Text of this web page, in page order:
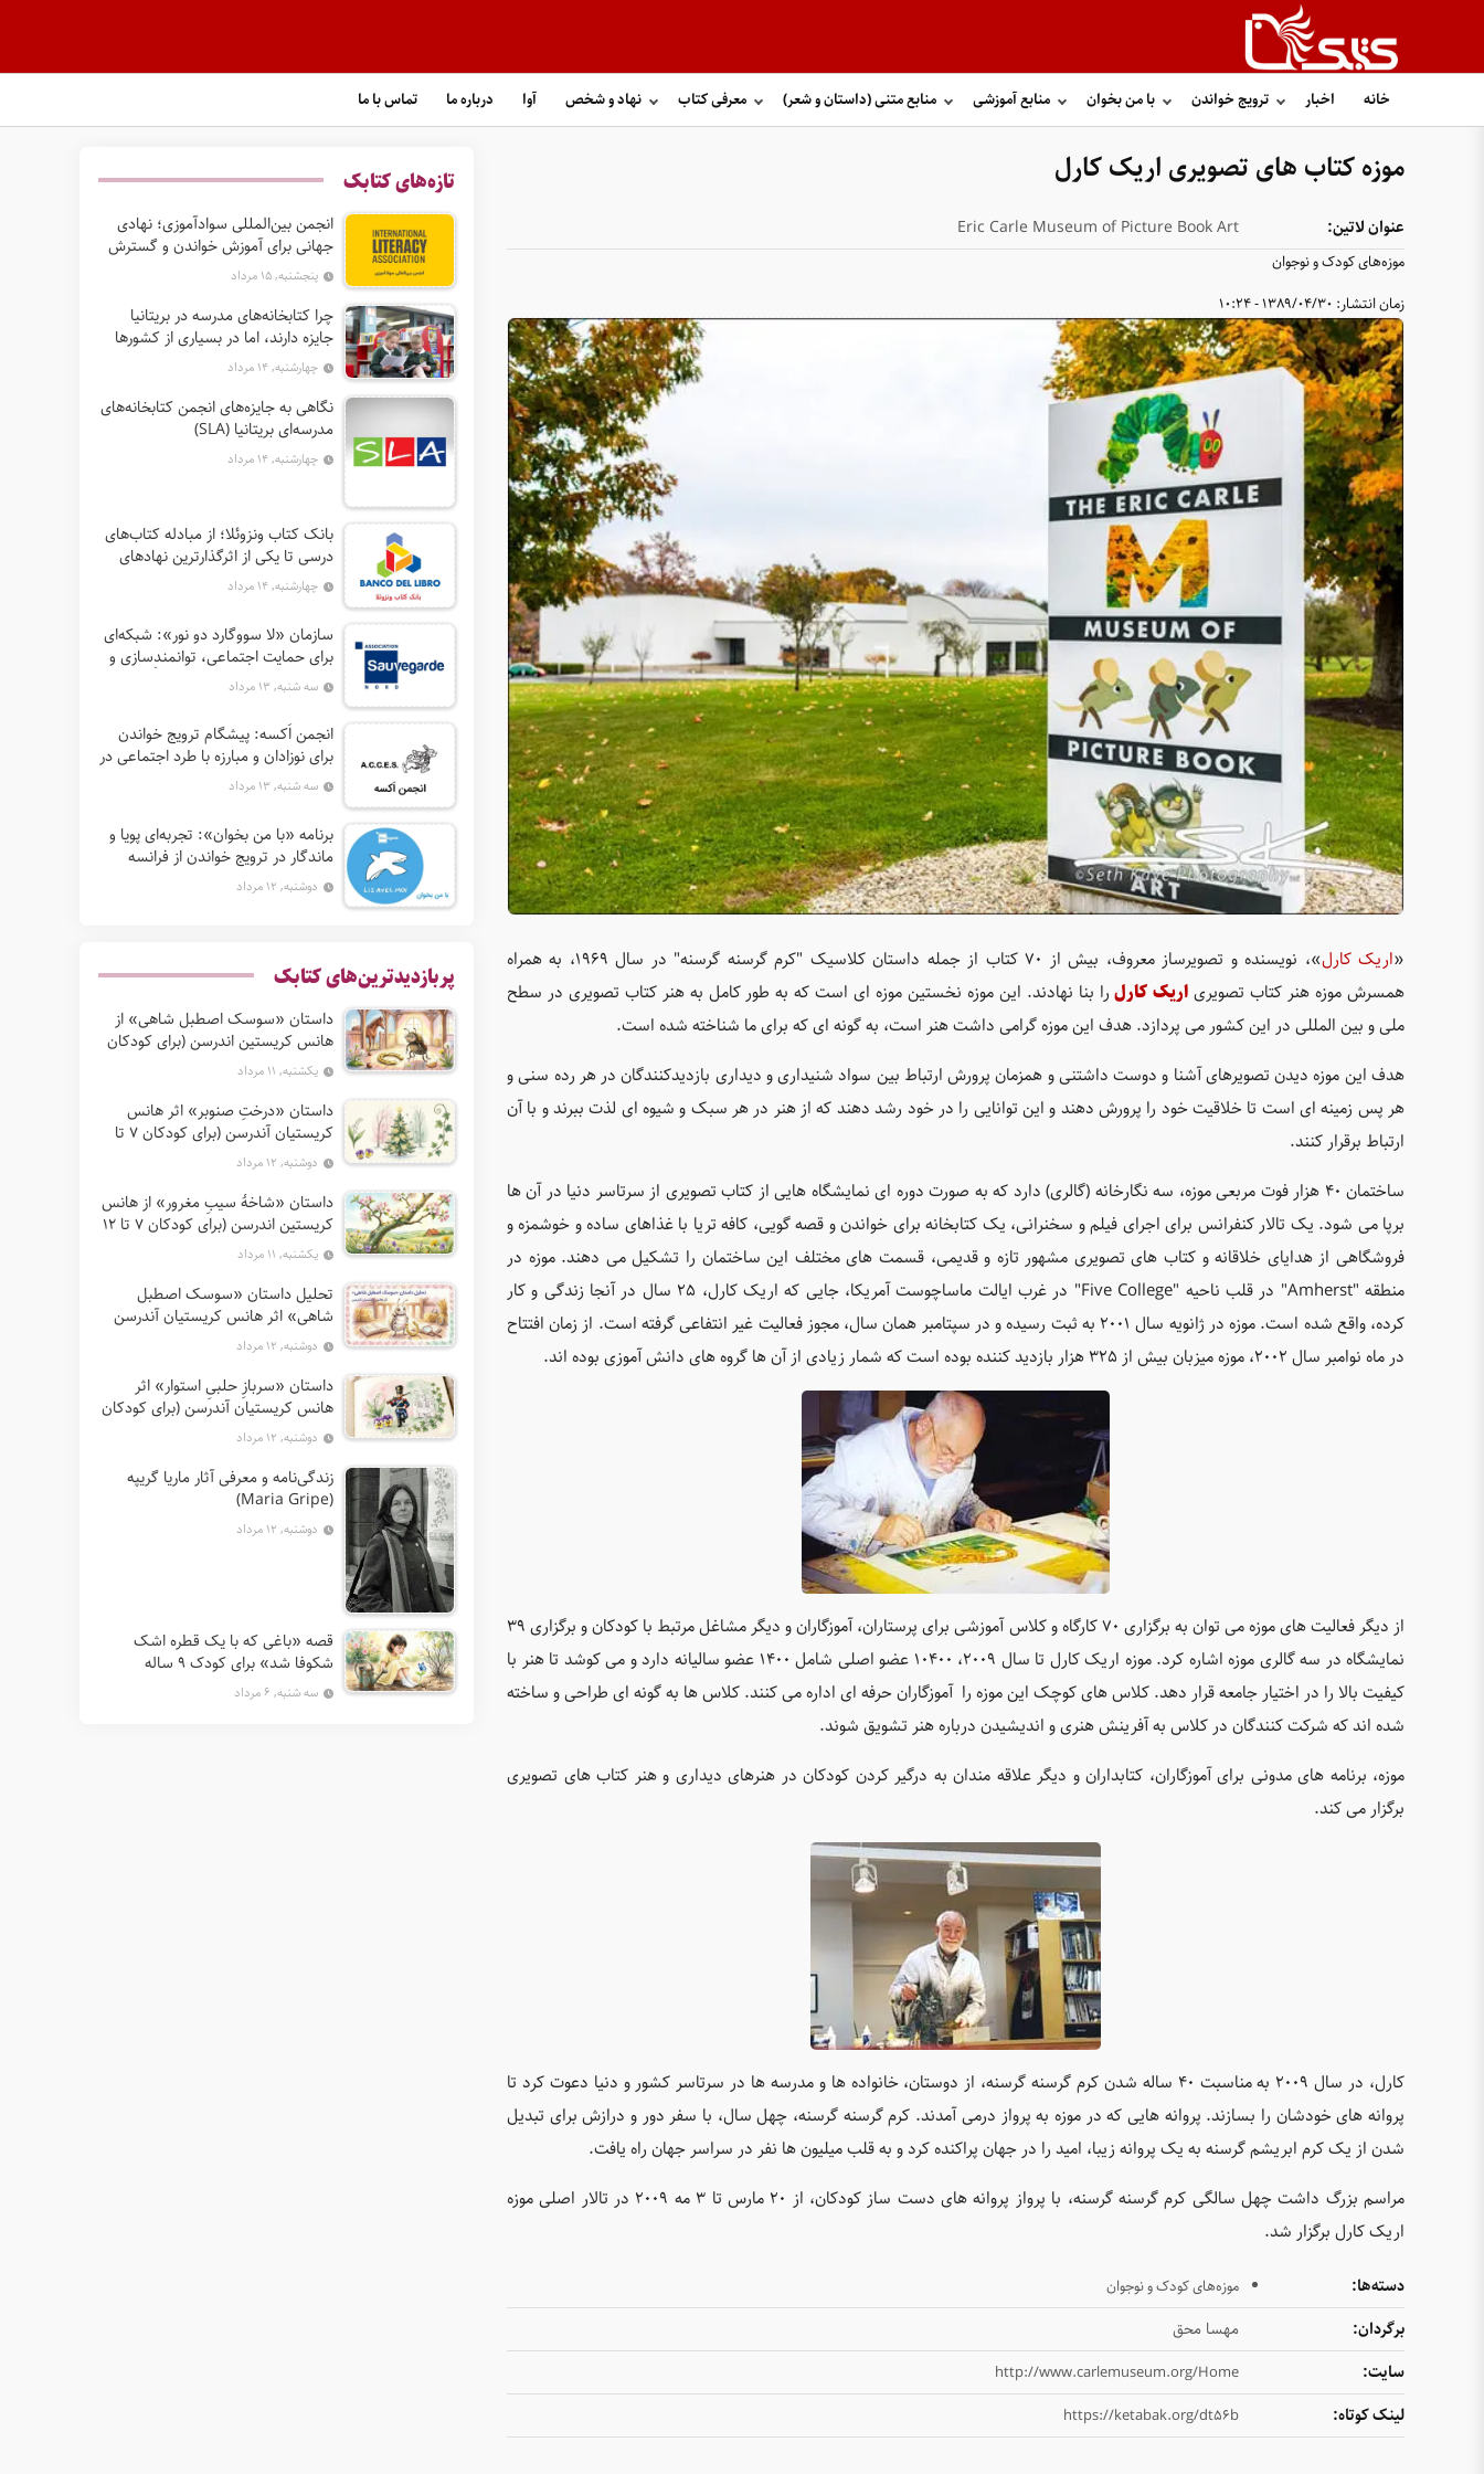
خانه اخبار ترویج خواندن با من بخوان منابع آموزشی منابع متنی (داستان و شعر) معرفی کتاب نهاد و شخص آوا درباره ما تماس با ما
موزه کتاب های تصویری اریک کارل
عنوان لاتین: Eric Carle Museum of Picture Book Art
موزه‌های کودک و نوجوان
زمان انتشار: 1389/04/30 - 10:24
«اريک کارل
»، نويسنده و تصویرساز معروف، بيش از ۷۰ کتاب از جمله داستان کلاسيک "کرم گرسنه گرسنه" در سال ۱۹۶۹، به همراه
همسرش موزه هنر کتاب تصویریاريک کارلرا بنا نهادند. اين موزه نخستین موزه ای است که به طور کامل به هنر کتاب تصویری در سطح
ملی و بين المللی در اين کشور می پردازد. هدف این موزه گرامی داشت هنر است، به گونه ای که برای ما شناخته شده است.
هدف این موزه ديدن تصویرهای آشنا و دوست داشتنی و همزمان پرورش ارتباط بين سواد شنيداری و ديداری بازديدکنندگان در هر رده سنی و
هر پس زمينه ای است تا خلاقيت خود را پرورش دهند و این توانایی را در خود رشد دهند که از هنر در هر سبک و شیوه ای لذت ببرند و با آن
ارتباط برقرار کنند.
ساختمان ۴۰ هزار فوت مربعی موزه، سه نگارخانه (گالری) دارد که به صورت دوره ای نمايشگاه هايی از کتاب تصویری از سرتاسر دنيا در آن ها
برپا می شود. يک تالار کنفرانس برای اجرای فيلم و سخنرانی، يک کتابخانه برای خواندن و قصه گويی، کافه تريا با غذاهای ساده و خوشمزه و
فروشگاهی از هدايای خلاقانه و کتاب های تصویری مشهور تازه و قدیمی، قسمت های مختلف اين ساختمان را تشکيل می دهند. موزه در
منطقه "Amherst" در قلب ناحيه "Five College" در غرب ایالت ماساچوست آمریکا، جايی که اريک کارل، ۲۵ سال در آنجا زندگی و کار
کرده، واقع شده است. موزه در ژانويه سال ۲۰۰۱ به ثبت رسيده و در سپتامبر همان سال، مجوز فعاليت غير انتفاعی گرفته است. از زمان افتتاح
در ماه نوامبر سال ۲۰۰۲، موزه ميزبان بيش از ۳۲۵ هزار بازديد کننده بوده است که شمار زیادی از آن ها گروه های دانش آموزی بوده اند.
از ديگر فعاليت های موزه می توان به برگزاری ۷۰ کارگاه و کلاس آموزشی برای پرستاران، آموزگاران و ديگر مشاغل مرتبط با کودکان و برگزاری ۳۹
نمايشگاه در سه گالری موزه اشاره کرد. موزه اریک کارل تا سال ۲۰۰۹، ۱۰۴۰۰ عضو اصلی شامل ۱۴۰۰ عضو ساليانه دارد و می کوشد تا هنر با
کیفیت بالا را در اختیار جامعه قرار دهد. کلاس های کوچک این موزه را آموزگاران حرفه ای اداره می کنند. کلاس ها به گونه ای طراحی و ساخته
شده اند که شرکت کنندگان در کلاس به آفرينش هنری و اندیشیدن درباره هنر تشویق شوند.
موزه، برنامه های مدونی برای آموزگاران، کتابداران و ديگر علاقه مندان به درگير کردن کودکان در هنرهای ديداری و هنر کتاب های تصویری
برگزار می کند.
کارل، در سال ۲۰۰۹ به مناسبت ۴۰ ساله شدن کرم گرسنه گرسنه، از دوستان، خانواده ها و مدرسه ها در سرتاسر کشور و دنيا دعوت کرد تا
پروانه های خودشان را بسازند. پروانه هایی که در موزه به پرواز درمی آمدند. کرم گرسنه گرسنه، چهل سال، با سفر دور و درازش برای تبدیل
شدن از یک کرم ابریشم گرسنه به یک پروانه زیبا، امید را در جهان پراکنده کرد و به قلب میلیون ها نفر در سراسر جهان راه یافت.
مراسم بزرگ داشت چهل سالگی کرم گرسنه گرسنه، با پرواز پروانه های دست ساز کودکان، از ۲۰ مارس تا ۳ مه ۲۰۰۹ در تالار اصلی موزه
اریک کارل برگزار شد.
دسته‌ها: موزه‌های کودک و نوجوان
برگردان:
مهسا محق
سایت:
http://www.carlemuseum.org/Home
لینک کوتاه: https://ketabak.org/dt56b
تازه‌های کتابک
انجمن بین‌المللی سوادآموزی؛ نهادی
جهانی برای آموزش خواندن و گسترش
حق سواد
پنجشنبه, ۱۵ مرداد
چرا کتابخانه‌های مدرسه در بریتانیا
جایزه دارند، اما در بسیاری از کشورها
نه؟چهارشنبه, ۱۴ مرداد
نگاهی به جایزه‌های انجمن کتابخانه‌های
مدرسه‌ای بریتانیا (SLA)
چهارشنبه, ۱۴ مرداد
بانک کتاب ونزوئلا؛ از مبادله کتاب‌های
درسی تا یکی از اثرگذارترین نهادهای
ترویج خواندن در آمریکای لاتین
چهارشنبه, ۱۴ مرداد
سازمان «لا سووگارد دو نور»: شبکه‌ای
برای حمایت اجتماعی، توانمندسازی و
ترویج فرهنگ (آ. د. اِن. اِس. اُ. آ سابق)
سه شنبه, ۱۳ مرداد
انجمن اَکسه: پیشگام ترویج خواندن
برای نوزادان و مبارزه با طرد اجتماعی در
فرانسه
سه شنبه, ۱۳ مرداد
برنامه «با من بخوان»: تجربه‌ای پویا و
ماندگار در ترویج خواندن از فرانسه
دوشنبه, ۱۲ مرداد
پربازدیدترین‌های کتابک
داستان «سوسک اصطبل شاهی» از
هانس کریستین اندرسن (برای کودکان
7 تا 12 سال) یکشنبه, ۱۱ مرداد
داستان «درختِ صنوبر» اثر هانس
کریستیان آندرسن (برای کودکان 7 تا
12 سال) دوشنبه, ۱۲ مرداد
داستان «شاخهٔ سیبِ مغرور» از هانس
کریستین اندرسن (برای کودکان 7 تا 12
سال)یکشنبه, ۱۱ مرداد
تحلیل داستان «سوسک اصطبل
شاهی» اثر هانس کریستیان آندرسن
دوشنبه, ۱۲ مرداد
داستان «سربازِ حلبیِ استوار» اثر
هانس کریستیان آندرسن (برای کودکان
7 تا 12 سال) دوشنبه, ۱۲ مرداد
زندگی‌نامه و معرفی آثار ماریا گریپه
(Maria Gripe)
دوشنبه, ۱۲ مرداد
قصه «باغی که با یک قطره اشک
شکوفا شد» برای کودک ۹ ساله
سه شنبه, ۶ مرداد